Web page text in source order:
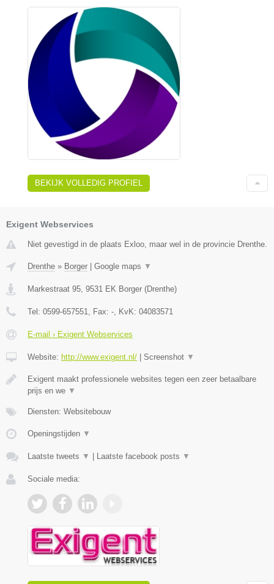
BEKIJK VOLLEDIG PROFIEL
Exigent Webservices
Niet gevestigd in de plaats Exloo, maar wel in de provincie Drenthe.
Drenthe » Borger Google maps ▼
Markestraat 95, 9531 EK Borger (Drenthe)
Tel: 0599-657551, Fax: -, KvK: 04083571
E-mail › Exigent Webservices
Website: http://www.exigent.nl/ Screenshot ▼
Exigent maakt professionele websites tegen een zeer betaalbare
prijs en we ▼
Diensten: Websitebouw
Openingstijden ▼
Laatste tweets ▼ Laatste facebook posts ▼
Sociale media: